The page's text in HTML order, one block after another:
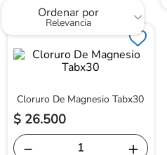
Ordenar por
Relevancia
Cloruro De Magnesio Tabx30
$ 26.500
＋
－